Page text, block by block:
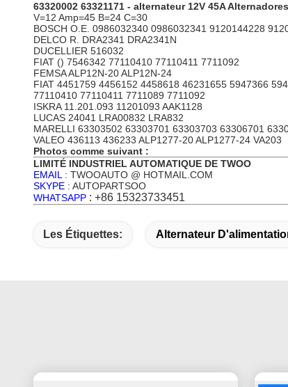
63320002 63321171 - alternateur 12V 45A
V=12 Amp=45 B=24 C=30
BOSCH O.E. 0986032340 0986032341 9120144228
DELCO R. DRA2341 DRA2341N
DUCELLIER 516032
FIAT () 7546342 77110410 77110411 7711092
FEMSA ALP12N-20 ALP12N-24
FIAT 4451759 4456152 4458618 46231655 5947366
77110410 77110411 7711089 7711092
ISKRA 11.201.093 11201093 AAK1128
LUCAS 24041 LRA00832 LRA832
MARELLI 63303502 63303701 63303703 63306701
VALEO 436113 436233 ALP1277-20 ALP1277-24 VA203
Photos comme suivant :
LIMITÉ INDUSTRIEL AUTOMATIQUE DE TWOO
EMAIL : TWOOAUTO @ HOTMAIL.COM
SKYPE : AUTOPARTSOO
WHATSAPP : +86 15323733451
Les Étiquettes: Alternateur